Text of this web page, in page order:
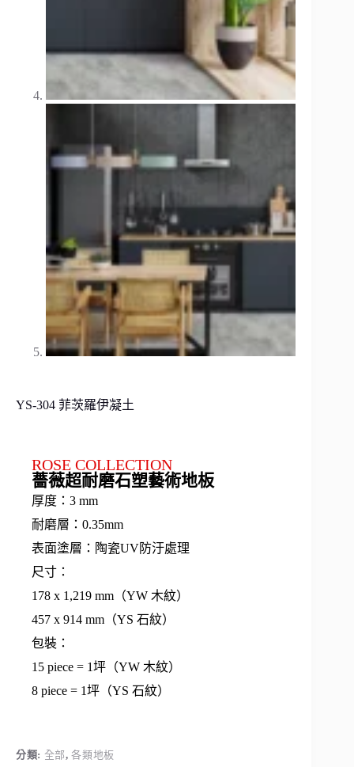
YS-304 菲茨羅伊凝土
ROSE COLLECTION
薔薇超耐磨石塑藝術地板
厚度：3 mm
耐磨層：0.35mm
表面塗層：陶瓷UV防汙處理
尺寸：
178 x 1,219 mm（YW 木紋）
457 x 914 mm（YS 石紋）
包裝：
15 piece = 1坪（YW 木紋）
8 piece = 1坪（YS 石紋）
分類: 全部,各類地板